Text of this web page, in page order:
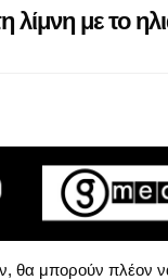
με το
μπορούν πλέον να